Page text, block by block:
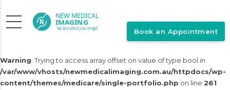
Warning: Trying to access array offset on value of type bool in
/var/www/vhosts/newmedicalimaging.com.au/httpdocs/wp-
content/themes/medicare/single-portfolio.php on line 261
Book an Appointment